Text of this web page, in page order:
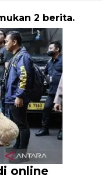
2 berita.
online